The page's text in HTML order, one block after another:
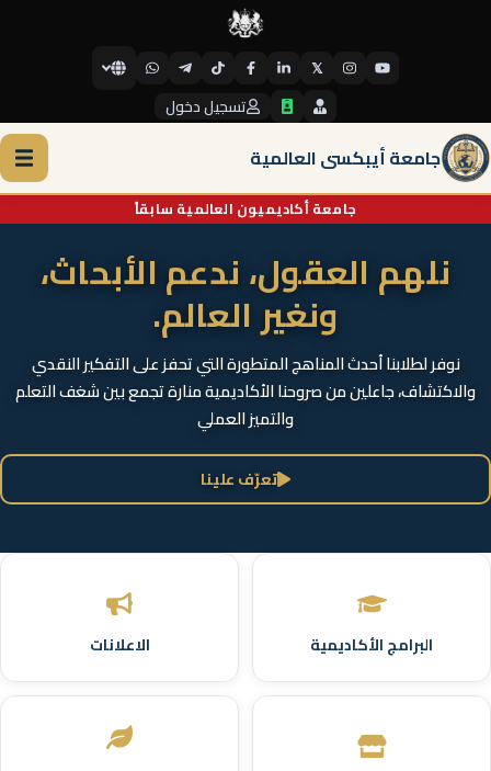
جامعة أكاديميون العالمية سابقاً
𝕏
تسجيل دخول
جامعة أيبكسي العالمية
نلهم العقول، ندعم الأبحاث،
ونغير العالم.
نوفر لطلابنا أحدث المناهج المتطورة التي تحفز على التفكير النقدي
والاكتشاف، جاعلين من صروحنا الأكاديمية منارة تجمع بين شغف التعلم
والتميز العملي
تعرّف علينا
البرامج الأكاديمية الاعلانات